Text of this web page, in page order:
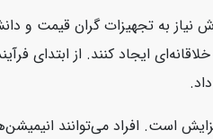
به تجهیزات گران قیمت و
ایجاد کنند. از ابتدای
است. افراد می‌توانند